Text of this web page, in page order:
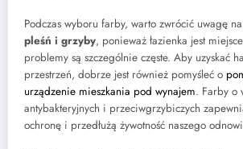
Podczas wyboru farby, warto zwrócić uwagę na
pleśń i grzyby, ponieważ łazienka jest
problemy są szczególnie częste. Aby uzyskać
przestrzeń, dobrze jest również pomyśleć o
urządzenie mieszkania pod wynajem. Farby o
antybakteryjnych i przeciwgrzybiczych
ochronę i przedłużą żywotność naszego